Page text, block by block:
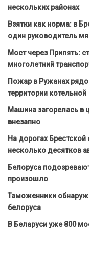
нескольких районах
Взятки как норма: в
один руководитель
Мост через Припять:
многолетний
Пожар в Ружанах
территории котельной
Машина загорелась в
внезапно
На дорогах
несколько десятков
Белоруса
произошло
Таможенники
белоруса
В Беларуси уже 800